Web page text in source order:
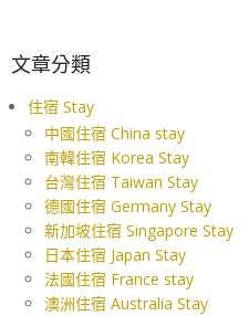
文章分類
住宿 Stay
中國住宿 China stay
南韓住宿 Korea Stay
台灣住宿 Taiwan Stay
德國住宿 Germany Stay
新加坡住宿 Singapore Stay
日本住宿 Japan Stay
法國住宿 France stay
澳洲住宿 Australia Stay